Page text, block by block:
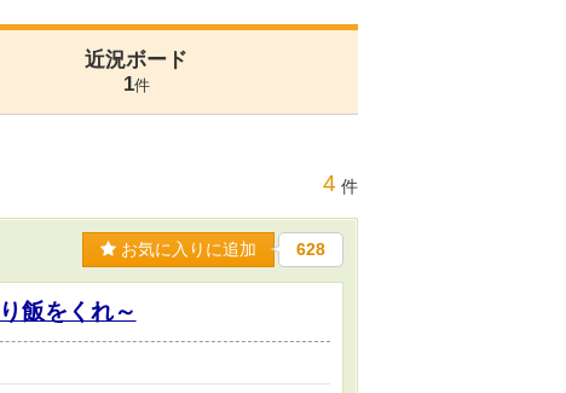
近況ボード
1件
4 件
お気に入りに追加 628
飯をくれ～